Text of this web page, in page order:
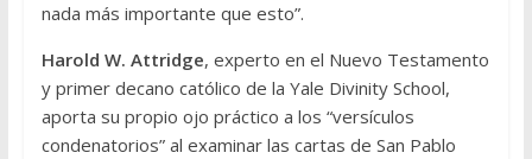
nada más importante que esto”.
Harold W. Attridge, experto en el Nuevo Testamento
y primer decano católico de la Yale Divinity School,
aporta su propio ojo práctico a los “versículos
condenatorios” al examinar las cartas de San Pablo